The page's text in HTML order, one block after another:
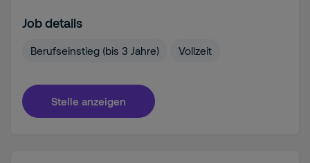
Job details
Berufseinstieg (bis 3 Jahre) Vollzeit
Stelle anzeigen